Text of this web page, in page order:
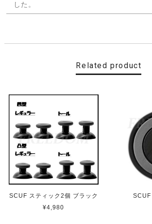
した。
即日発送
2022/11/16
便利ですね ありがとうございました
取り寄せ（3-4週間）
2022/11/13
Related product
SCUF スティック2個 ブラック
¥4,980
SCUF